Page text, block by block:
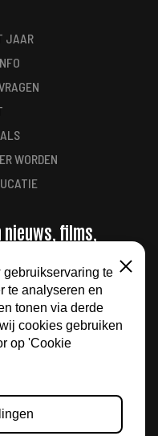
JAAR
WORDEN
films,
AANMELDEN
te
te analyseren en
tonen via derde
cookies gebruiken
op 'Cookie
Sluiten